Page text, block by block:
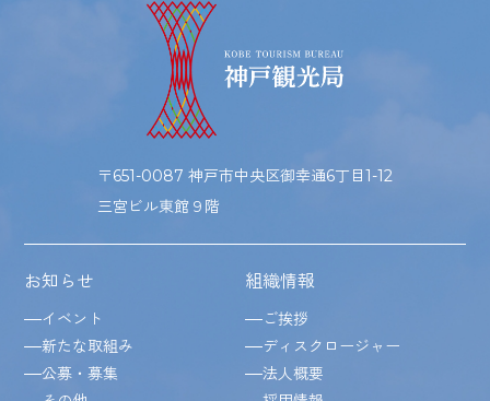
〒651-0087 神戸市中央区御幸通6丁目1-12
三宮ビル東館９階
お知らせ
イベント
新たな取組み
公募・募集
組織情報
ご挨拶
ディスクロージャー
法人概要